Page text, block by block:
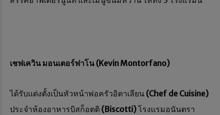
เชฟเควิน มอนเตอร์ฟาโน (Kevin Montorfano)
ได้รับแต่งตั้งเป็นหัวหน้าพ่อครัวอิตาเลียน (Chef de Cuisine)
ประจำห้องอาหารบิสก็อตติ (Biscotti)โรงแรมอนันตรา